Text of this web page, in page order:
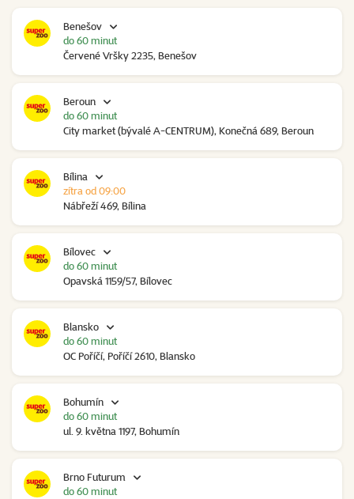
Benešov
Červené Vršky 2235, Benešov
do 60 minut
Beroun
City market (bývalé A-CENTRUM), Konečná 689, Beroun
do 60 minut
Bílina
Nábřeží 469, Bílina
zítra od 09:00
Bílovec
Opavská 1159/57, Bílovec
do 60 minut
Blansko
OC Poříčí, Poříčí 2610, Blansko
do 60 minut
Bohumín
ul. 9. května 1197, Bohumín
do 60 minut
Brno Futurum
do 60 minut